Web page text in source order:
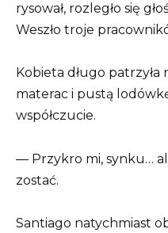
rysował, rozległo się
Weszło troje
Kobieta długo
materac i pustą
współczucie.
— Przykro mi, synku…
zostać.
Santiago natychmiast